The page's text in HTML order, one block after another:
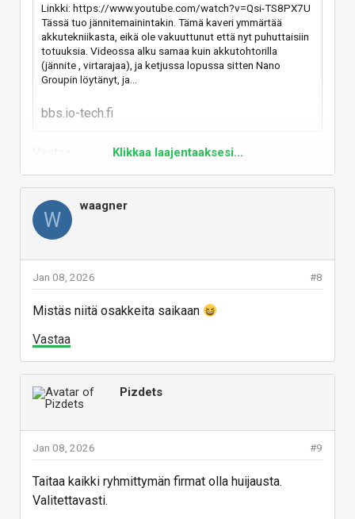
Linkki: https://www.youtube.com/watch?v=Qsi-TS8PX7U
Tässä tuo jännitemainintakin. Tämä kaveri ymmärtää
akkutekniikasta, eikä ole vakuuttunut että nyt puhuttaisiin
totuuksia. Videossa alku samaa kuin akkutohtorilla
(jännite , virtarajaa), ja ketjussa lopussa sitten Nano
Groupin löytänyt, ja...
bbs.io-tech.fi
Klikkaa laajentaaksesi...
W
waagner
#8
Jan 08, 2026
Mistäs niitä osakkeita saikaan
Vastaa
Pizdets
#9
Jan 08, 2026
Taitaa kaikki ryhmittymän firmat olla huijausta.
Valitettavasti.